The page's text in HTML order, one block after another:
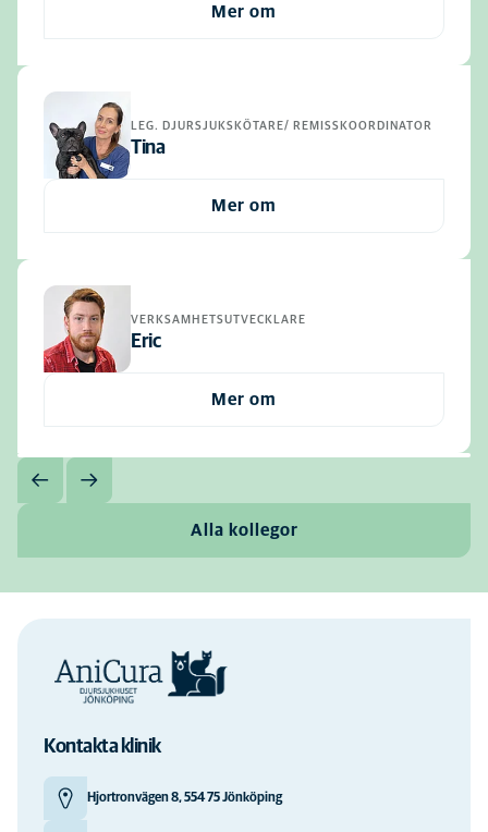
Mer om
LEG. DJURSJUKSKÖTARE/ REMISSKOORDINATOR
Tina
Mer om
VERKSAMHETSUTVECKLARE
Eric
Mer om
Alla kollegor
Kontakta klinik
Hjortronvägen 8, 554 75 Jönköping